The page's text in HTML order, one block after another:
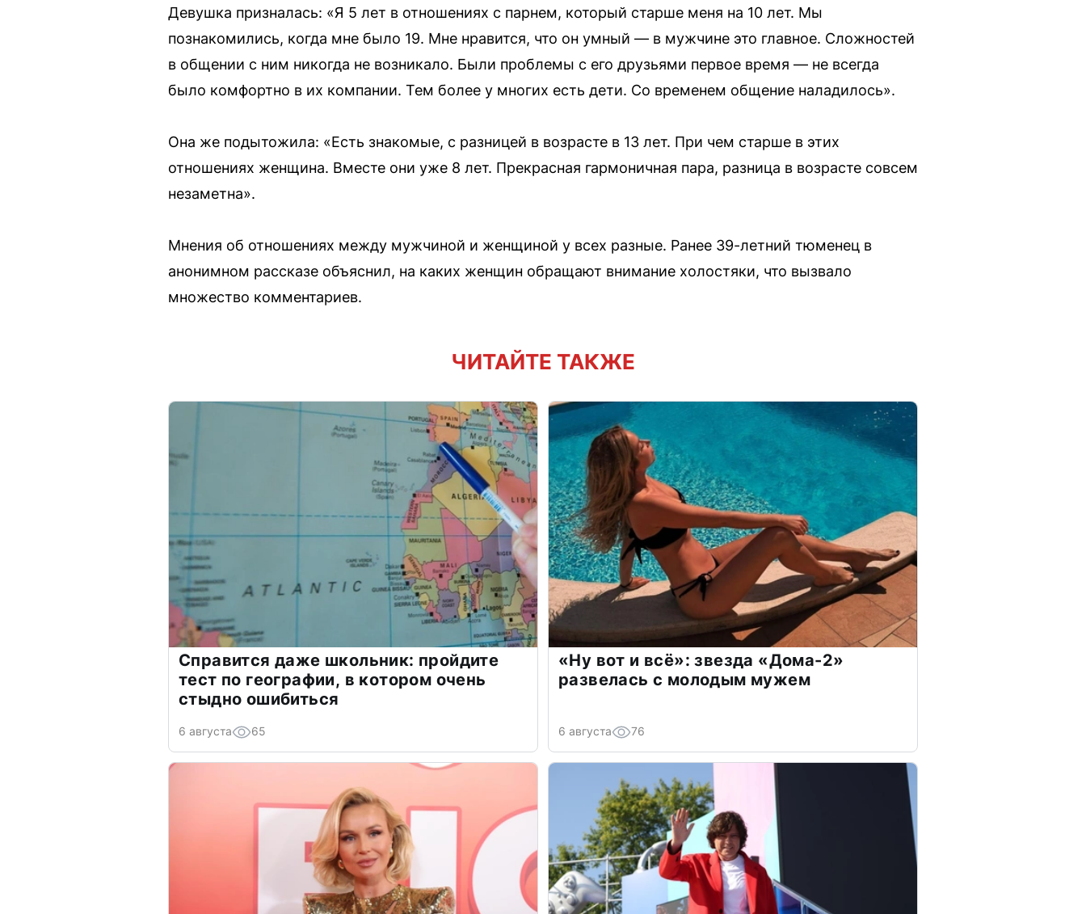
Девушка призналась: «Я 5 лет в отношениях с парнем, который старше меня на 10 лет. Мы
познакомились, когда мне было 19. Мне нравится, что он умный — в мужчине это главное. Сложностей
в общении с ним никогда не возникало. Были проблемы с его друзьями первое время — не всегда
было комфортно в их компании. Тем более у многих есть дети. Со временем общение наладилось».
Она же подытожила: «Есть знакомые, с разницей в возрасте в 13 лет. При чем старше в этих
отношениях женщина. Вместе они уже 8 лет. Прекрасная гармоничная пара, разница в возрасте совсем
незаметна».
Мнения об отношениях между мужчиной и женщиной у всех разные. Ранее 39-летний тюменец в
анонимном рассказе объяснил, на каких женщин обращают внимание холостяки, что вызвало
множество комментариев.
ЧИТАЙТЕ ТАКЖЕ
Справится даже школьник: пройдите
тест по географии, в котором очень
стыдно ошибиться
6 августа 65
«Ну вот и всё»: звезда «Дома-2»
развелась с молодым мужем
6 августа 76